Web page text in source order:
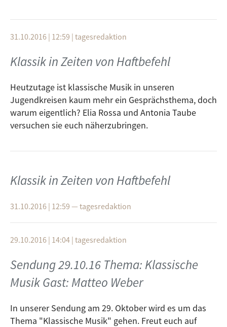
31.10.2016 | 12:59 | tagesredaktion
Klassik in Zeiten von Haftbefehl
Heutzutage ist klassische Musik in unseren
Jugendkreisen kaum mehr ein Gesprächsthema, doch
warum eigentlich? Elia Rossa und Antonia Taube
versuchen sie euch näherzubringen.
Klassik in Zeiten von Haftbefehl
31.10.2016 | 12:59 — tagesredaktion
29.10.2016 | 14:04 | tagesredaktion
Sendung 29.10.16 Thema: Klassische
Musik Gast: Matteo Weber
In unserer Sendung am 29. Oktober wird es um das
Thema "Klassische Musik" gehen. Freut euch auf